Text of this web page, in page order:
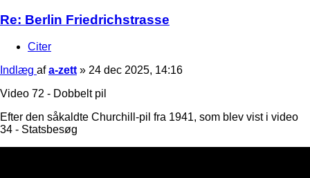
Re: Berlin Friedrichstrasse
Citer
Indlæg afa-zett » 24 dec 2025, 14:16
Video 72 - Dobbelt pil
Efter den såkaldte Churchill-pil fra 1941, som blev vist i video
34 - Statsbesøg